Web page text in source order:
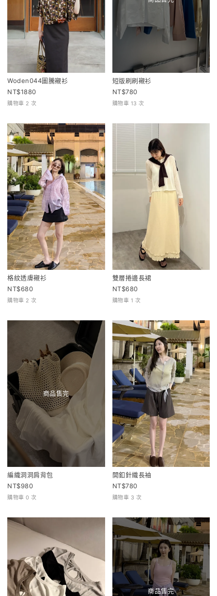
Woden044圖騰襯衫
1880
購物車 2 次
短版刷刷襯衫
780
購物車 13 次
格紋透膚襯衫
680
購物車 2 次
雙層捲邊長裙
680
購物車 1 次
商品售完
編織洞洞肩背包
980
購物車 0 次
開釦針織長袖
780
購物車 3 次
商品售完